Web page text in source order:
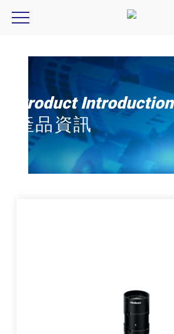
Product Introduction
產品資訊